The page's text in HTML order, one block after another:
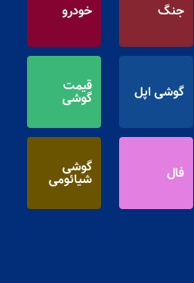
جنگ خودرو
گوشی اپل قیمت
گوشی
فال گوشی
شیائومی